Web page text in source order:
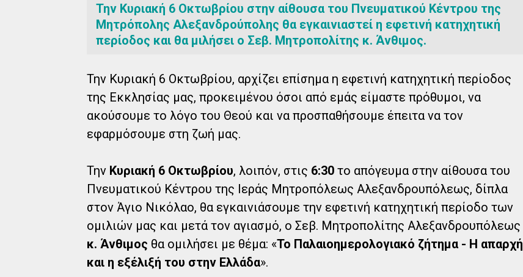
Την Κυριακή 6 Οκτωβρίου στην αίθουσα του Πνευματικού Κέντρου της
Μητρόπολης Αλεξανδρούπολης θα εγκαινιαστεί η εφετινή κατηχητική
περίοδος και θα μιλήσει ο Σεβ. Μητροπολίτης κ. Άνθιμος.
Την Κυριακή 6 Οκτωβρίου, αρχίζει επίσημα η εφετινή κατηχητική περίοδος
της Εκκλησίας μας, προκειμένου όσοι από εμάς είμαστε πρόθυμοι, να
ακούσουμε το λόγο του Θεού και να προσπαθήσουμε έπειτα να τον
εφαρμόσουμε στη ζωή μας.
Την Κυριακή 6 Οκτωβρίου, λοιπόν, στις 6:30 το απόγευμα στην αίθουσα του
Πνευματικού Κέντρου της Ιεράς Μητροπόλεως Αλεξανδρουπόλεως, δίπλα
στον Άγιο Νικόλαο, θα εγκαινιάσουμε την εφετινή κατηχητική περίοδο των
ομιλιών μας και μετά τον αγιασμό, ο Σεβ. Μητροπολίτης Αλεξανδρουπόλεως
κ. Άνθιμος θα ομιλήσει με θέμα: «Το Παλαιοημερολογιακό ζήτημα - Η απαρχή
και η εξέλιξή του στην Ελλάδα».